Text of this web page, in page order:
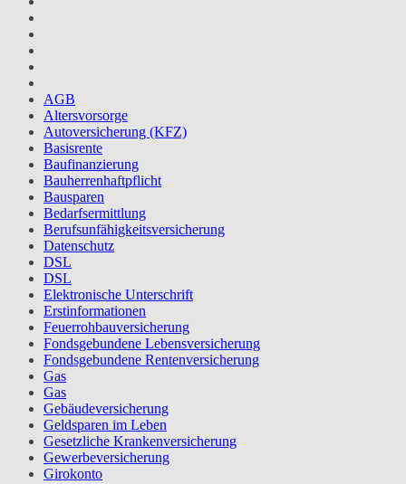
AGB
Altersvorsorge
Autoversicherung (KFZ)
Basisrente
Baufinanzierung
Bauherrenhaftpflicht
Bausparen
Bedarfsermittlung
Berufs­unfähigkeitsversicherung
Datenschutz
DSL
DSL
Elektronische Unterschrift
Erstinformationen
Feuerrohbauversicherung
Fondsgebundene Lebensversicherung
Fondsgebundene Rentenversicherung
Gas
Gas
Gebäudeversicherung
Geldsparen im Leben
Gesetzliche Krankenversicherung
Gewerbeversicherung
Girokonto